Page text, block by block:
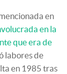
en
en la
que era de
labores de
en 1985 tras